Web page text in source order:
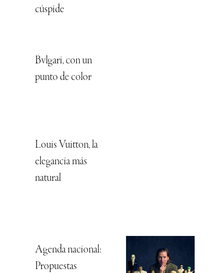
cúspide
Bvlgari, con un
punto de color
Louis Vuitton, la
elegancia más
natural
Agenda nacional:
Propuestas